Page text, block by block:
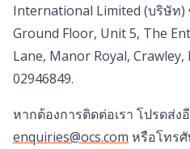
International Limited (บริษัท)
Ground Floor, Unit 5, The
Lane, Manor Royal, Crawley,
02946849.
หากต้องการติดต่อเรา โปรดส่ง
enquiries@ocs.com หรือโทรศั